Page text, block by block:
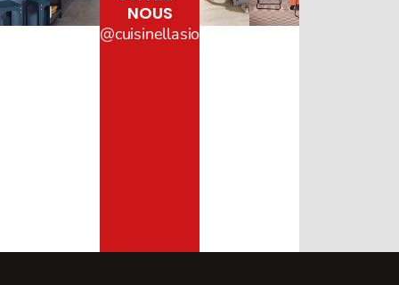
NOUS
@cuisinellasion